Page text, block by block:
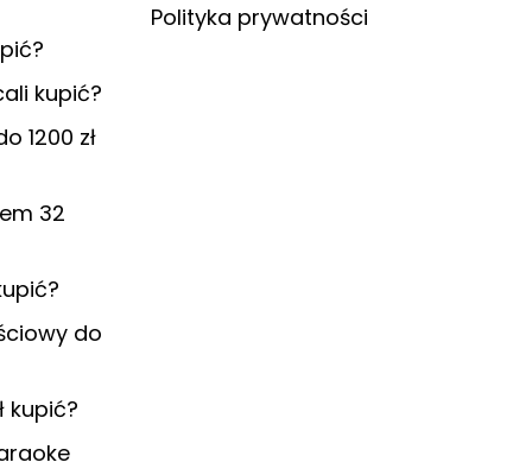
kupić?
1200 zł
32
do
kupić?
Polityka prywatności